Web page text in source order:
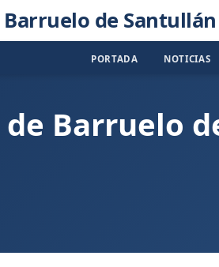
de Santullán
PORTADA NOTICIAS
Barruelo